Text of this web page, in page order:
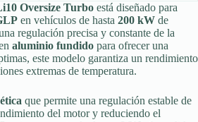
Oversize Turbo está diseñado para
en vehículos de hasta 200 kW de
regulación precisa y constante de la
aluminio fundido para ofrecer una
este modelo garantiza un rendimiento
extremas de temperatura.
que permite una regulación estable de
del motor y reduciendo el